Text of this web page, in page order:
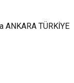
ANKARA TÜRKİYE